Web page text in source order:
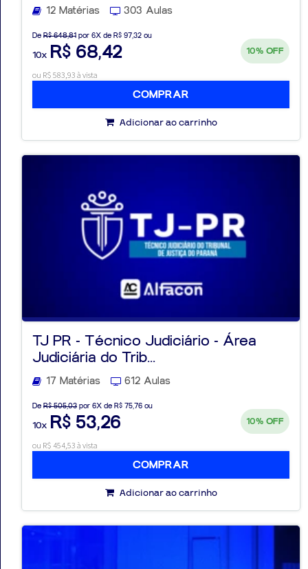
12 Matérias 303 Aulas
De R$ 648,81 por 6X de R$ 97,32 ou
10x R$ 68,42 10% OFF
ou R$ 583,93 à vista
COMPRAR
Adicionar ao carrinho
TJ PR - Técnico Judiciário - Área
Judiciária do Trib...
17 Matérias 612 Aulas
De R$ 505,03 por 6X de R$ 75,76 ou
10x R$ 53,26 10% OFF
ou R$ 454,53 à vista
COMPRAR
Adicionar ao carrinho